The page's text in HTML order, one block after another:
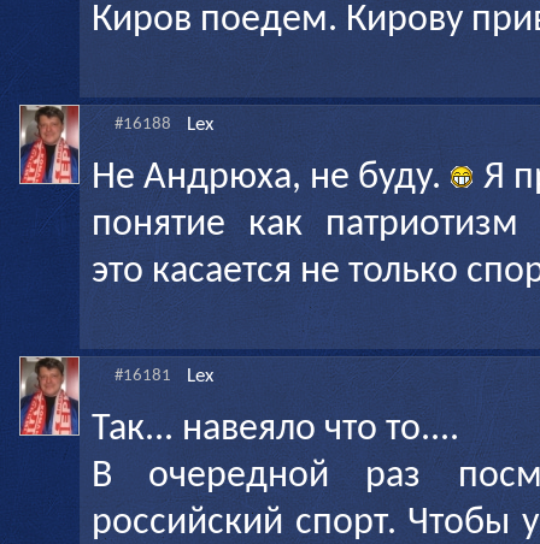
Киров поедем. Кирову
#16188 Lex
Не Андрюха, не буду.
Я
понятие как патриотизм
это касается не только
#16181 Lex
Так... навеяло что то....
В очередной раз
российский спорт. Чтобы